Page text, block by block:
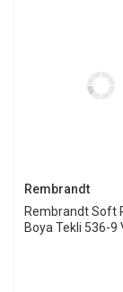
Rembrandt
Rembrandt Soft
Boya Tekli 536-9